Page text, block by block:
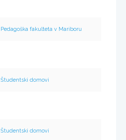
Pedagoška fakulteta v Mariboru
Študentski domovi
Študentski domovi